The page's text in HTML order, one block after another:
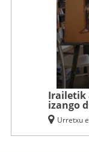
Irailetik
izango
Urretxu